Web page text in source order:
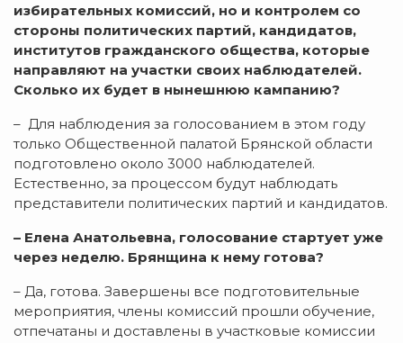
избирательных комиссий, но и контролем со
стороны политических партий, кандидатов,
институтов гражданского общества, которые
направляют на участки своих наблюдателей.
Сколько их будет в нынешнюю кампанию?
– Для наблюдения за голосованием в этом году
только Общественной палатой Брянской области
подготовлено около 3000 наблюдателей.
Естественно, за процессом будут наблюдать
представители политических партий и кандидатов.
– Елена Анатольевна, голосование стартует уже
через неделю. Брянщина к нему готова?
– Да, готова. Завершены все подготовительные
мероприятия, члены комиссий прошли обучение,
отпечатаны и доставлены в участковые комиссии